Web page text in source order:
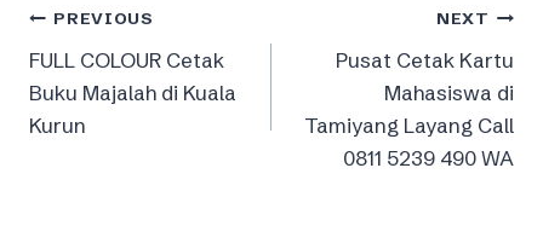
Post
navigation
PREVIOUS
FULL COLOUR Cetak
Buku Majalah di Kuala
Kurun
NEXT
Pusat Cetak Kartu
Mahasiswa di
Tamiyang Layang Call
0811 5239 490 WA